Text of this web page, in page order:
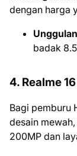
dengan harga
badak
4. Realme
Bagi pemburu
desain
200MP dan